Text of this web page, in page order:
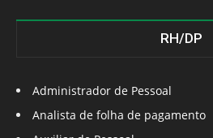
RH/DP
Administrador de Pessoal
Analista de folha de pagamento